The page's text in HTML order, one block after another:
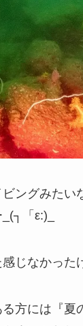
ングみたい
「ε:)_
じなかった
方には『夏